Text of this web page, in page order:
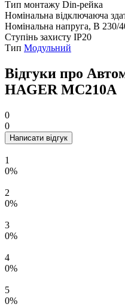
Тип монтажу Din-рейка
Номінальна відключаюча
Номінальна напруга, В 230/
Ступінь захисту IP20
Тип Модульний
Відгуки про
HAGER MC210A
0
0
Написати відгук
1
0%
2
0%
3
0%
4
0%
5
0%